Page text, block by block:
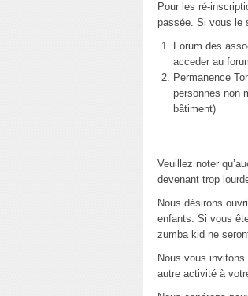
Pour les ré-
passée. Si vous le
Forum des
acceder au
Permanence
personnes non
bâtiment)
Veuillez noter
devenant trop
Nous désirons
enfants. Si vous
zumba kid ne
Nous vous
autre activité à